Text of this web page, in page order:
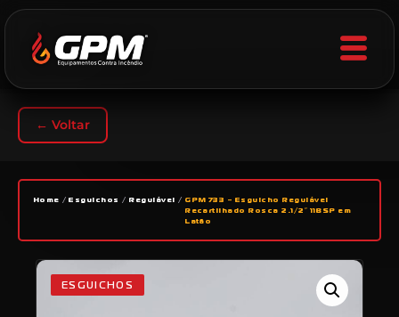
← Voltar
Home / Esguichos / Regulável / GPM 733 – Esguicho Regulável
Recartilhado Rosca 2.1/2″ 11BSP em
Latão
ESGUICHOS